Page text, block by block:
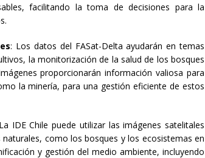
facilitando la toma de decisiones para la
: Los datos del FASat-Delta ayudarán en temas
la monitorización de la salud de los bosques
proporcionarán información valiosa para
la minería, para una gestión eficiente de estos
La IDE Chile puede utilizar las imágenes satelitales
como los bosques y los ecosistemas en
y gestión del medio ambiente, incluyendo